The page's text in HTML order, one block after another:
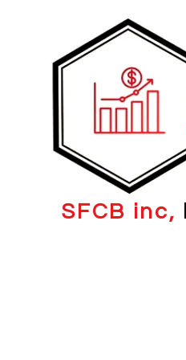
SFCB inc,